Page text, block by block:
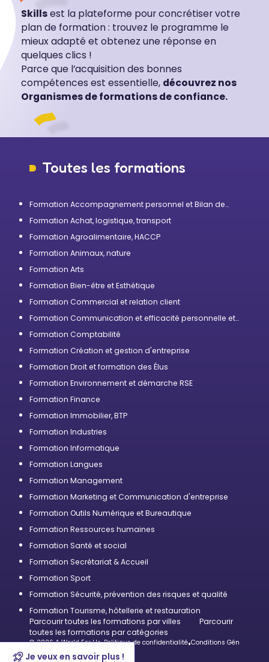
Je veux en savoir plus !
Skillsest la plateforme pour concrétiser votre
plan de formation : trouvez le programme le
mieux adapté et obtenez une réponse en
quelques clics !
Parce que l’acquisition des bonnes
compétences est essentielle, découvrez nos
Organismes de formations de confiance.
Toutes les formations
Formation Accompagnement personnel et Bilan de
Formation Achat, logistique, transport
Formation Agroalimentaire, HACCP
Formation Animaux, nature
Formation Arts
Formation Bien-être et Esthétique
Formation Commercial et relation client
Formation Communication et efficacité personnelle et
Formation Comptabilité
Formation Création et gestion d'entreprise
Formation Droit et formation des Élus
Formation Environnement et démarche RSE
Formation Finance
Formation Immobilier, BTP
Formation Industries
Formation Informatique
Formation Langues
Formation Management
Formation Marketing et Communication d'entreprise
Formation Outils Numérique et Bureautique
Formation Ressources humaines
Formation Santé et social
Formation Secrétariat & Accueil
Formation Sport
Formation Sécurité, prévention des risques et qualité
Formation Tourisme, hôtellerie et restauration
Parcourir toutes les formations par villes
Parcourir
toutes les formations par catégories
© 2026 A World For Us•Politique de confidentialité•Conditions Générales